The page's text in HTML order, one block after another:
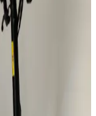
alanlarıyla
sağlıyor.
ve Yasal